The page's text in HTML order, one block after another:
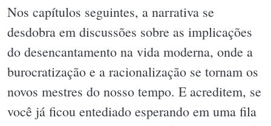
Nos capítulos seguintes, a narrativa se
desdobra em discussões sobre as implicações
do desencantamento na vida moderna, onde a
burocratização e a racionalização se tornam os
novos mestres do nosso tempo. E acreditem, se
você já ficou entediado esperando em uma fila